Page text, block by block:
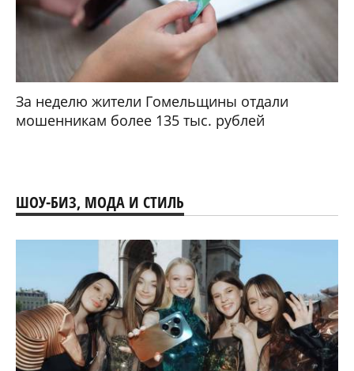
За неделю жители Гомельщины отдали
мошенникам более 135 тыс. рублей
ШОУ-БИЗ, МОДА И СТИЛЬ